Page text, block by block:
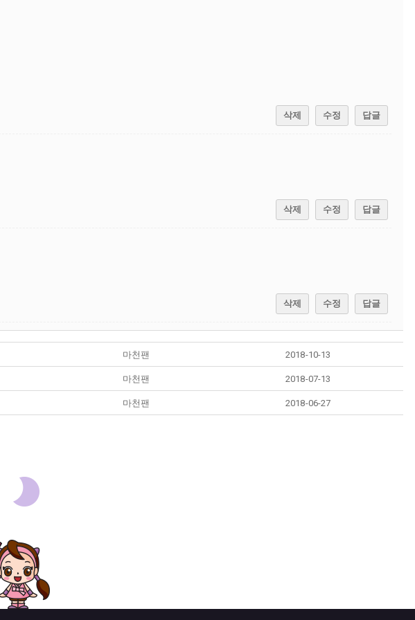
삭제 수정 답글
삭제 수정 답글
삭제 수정 답글
마천팬 2018-10-13
마천팬 2018-07-13
마천팬 2018-06-27